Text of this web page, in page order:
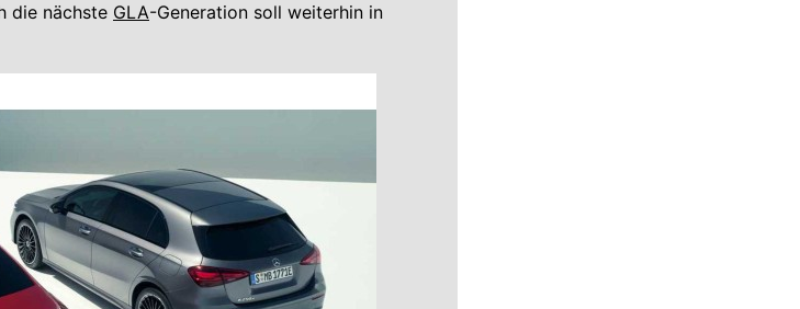
die nächste GLA-Generation soll weiterhin in